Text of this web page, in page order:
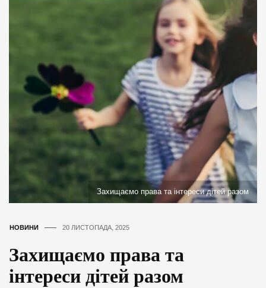
Захищаємо права та інтереси дітей разом
НОВИНИ 20 ЛИСТОПАДА, 2025
Захищаємо права та
інтереси дітей разом